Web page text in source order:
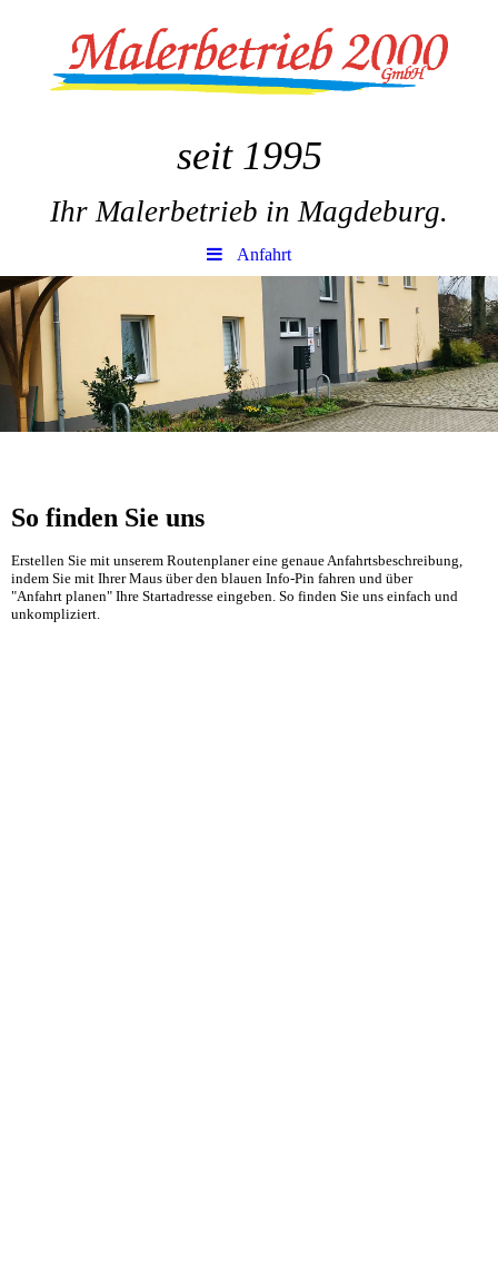
seit 1995
Ihr Malerbetrieb in Magdeburg.
Anfahrt
So finden Sie uns
Erstellen Sie mit unserem Routenplaner eine genaue Anfahrtsbeschreibung,
indem Sie mit Ihrer Maus über den blauen Info-Pin fahren und über
"Anfahrt planen" Ihre Startadresse eingeben. So finden Sie uns einfach und
unkompliziert.